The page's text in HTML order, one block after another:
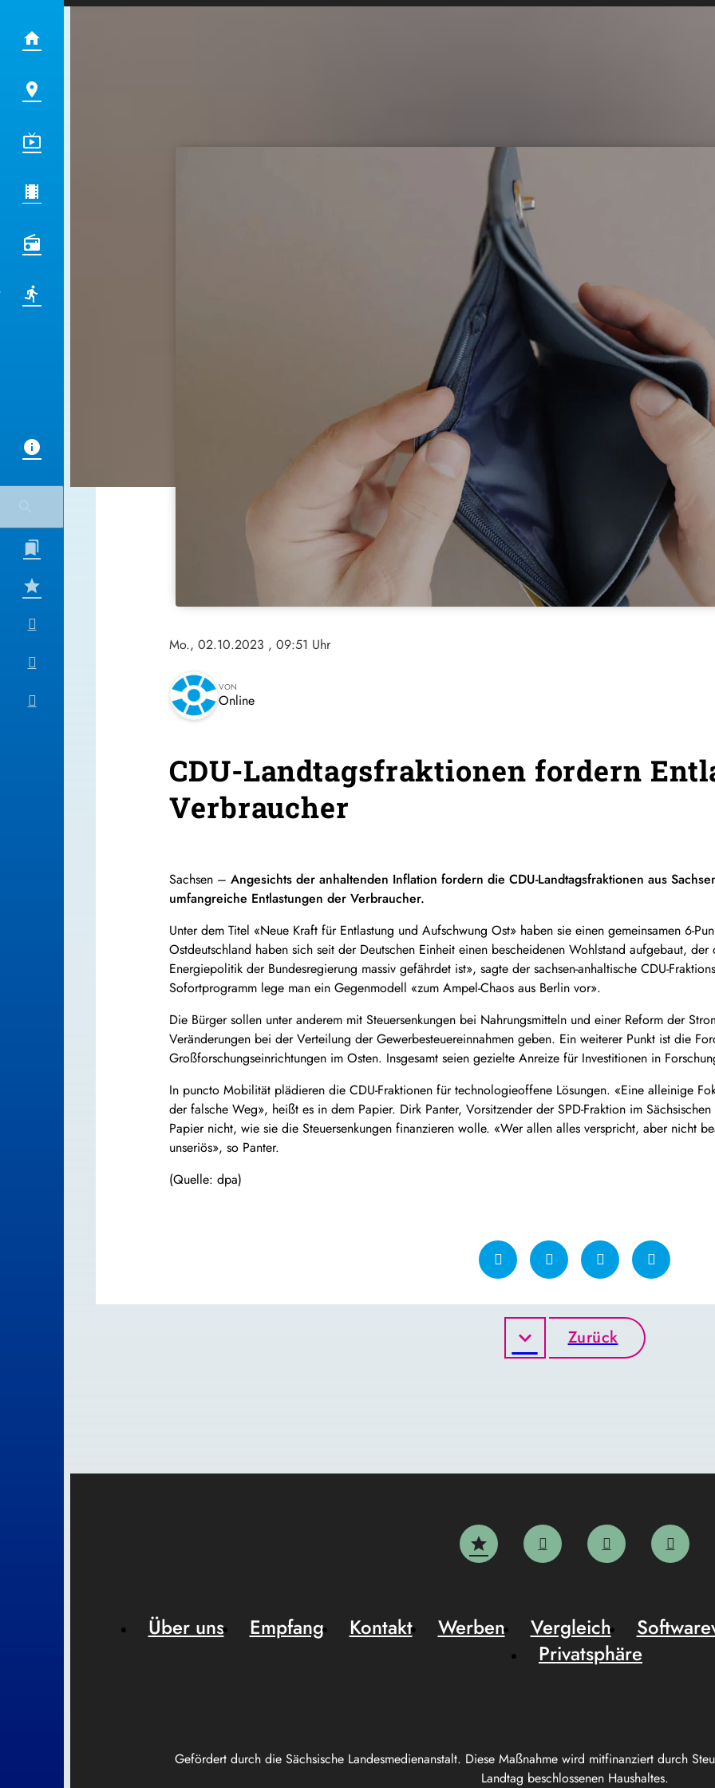
Mo., 02.10.2023 , 09:51 Uhr
VON
Online
CDU-Landtagsfraktionen fordern
Verbraucher
Sachsen – Angesichts der anhaltenden Inflation fordern die CDU-Landtagsfraktionen aus
umfangreiche Entlastungen der Verbraucher.
Unter dem Titel «Neue Kraft für Entlastung und Aufschwung Ost» haben sie einen gemeinsamen 6-
Ostdeutschland haben sich seit der Deutschen Einheit einen bescheidenen Wohlstand aufgebaut,
Energiepolitik der Bundesregierung massiv gefährdet ist», sagte dersachsen-anhaltische CDU-
Sofortprogramm lege man ein Gegenmodell «zum Ampel-Chaos aus Berlin vor».
Die Bürger sollen unter anderem mit Steuersenkungen bei Nahrungsmitteln und einer Reform der
Veränderungen bei der Verteilung der Gewerbesteuereinnahmen geben. Ein weiterer Punkt ist die
Großforschungseinrichtungen im Osten. Insgesamt seien gezielte Anreize für Investitionen in
In puncto Mobilität plädieren die CDU-Fraktionen für technologieoffene Lösungen. «Eine alleinige
der falsche Weg», heißt es in dem Papier. Dirk Panter, Vorsitzender der SPD-Fraktion im
Papier nicht, wie sie die Steuersenkungen finanzieren wolle. «Wer allen alles verspricht, aber nicht
unseriös», so Panter.
(Quelle: dpa)
Zurück
Gefördert durch die Sächsische Landesmedienanstalt. Diese Maßnahme wird mitfinanziert durch
Landtag beschlossenen Haushaltes.
Über uns Empfang Kontakt Werben Vergleich
Privatsphäre